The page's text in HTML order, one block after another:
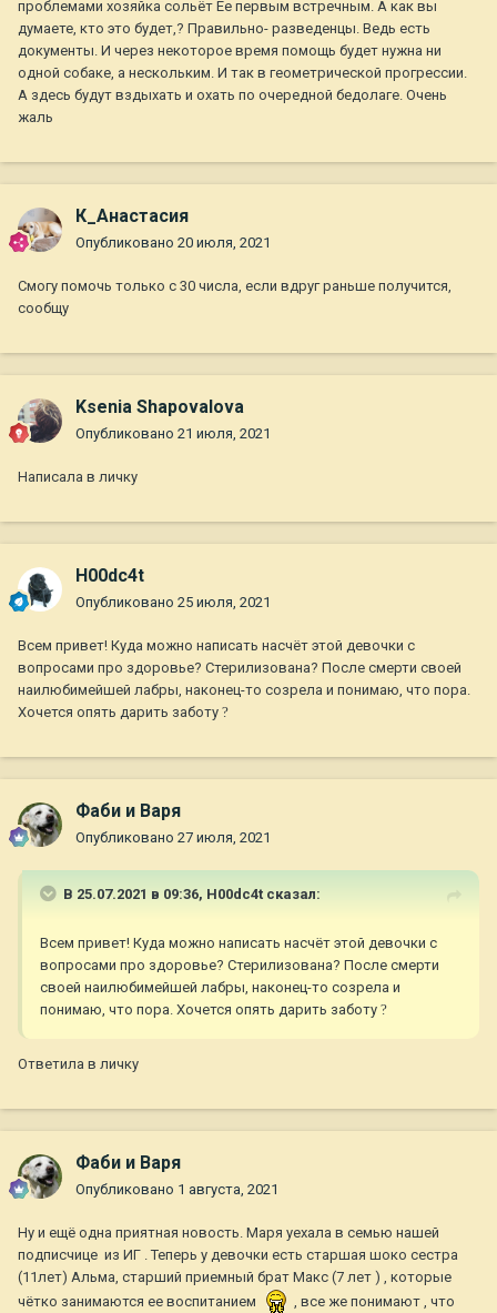
проблемами хозяйка сольёт Ее первым встречным. А как вы
думаете, кто это будет,? Правильно- разведенцы. Ведь есть
документы. И через некоторое время помощь будет нужна ни
одной собаке, а нескольким. И так в геометрической прогрессии.
А здесь будут вздыхать и охать по очередной бедолаге. Очень
жаль
К_Анастасия
Опубликовано 20 июля, 2021
Смогу помочь только с 30 числа, если вдруг раньше получится,
сообщу
Ksenia Shapovalova
Опубликовано 21 июля, 2021
Написала в личку
H00dc4t
Опубликовано 25 июля, 2021
Всем привет! Куда можно написать насчёт этой девочки с
вопросами про здоровье? Стерилизована? После смерти своей
наилюбимейшей лабры, наконец-то созрела и понимаю, что пора.
Хочется опять дарить заботу ?
Фаби и Варя
Опубликовано 27 июля, 2021
В 25.07.2021 в 09:36, H00dc4t сказал:
Всем привет! Куда можно написать насчёт этой девочки с
вопросами про здоровье? Стерилизована? После смерти
своей наилюбимейшей лабры, наконец-то созрела и
понимаю, что пора. Хочется опять дарить заботу ?
Ответила в личку
Фаби и Варя
Опубликовано 1 августа, 2021
Ну и ещё одна приятная новость. Маря уехала в семью нашей
подписчице из ИГ . Теперь у девочки есть старшая шоко сестра
(11лет) Альма, старший приемный брат Макс (7 лет ) , которые
чётко занимаются ее воспитанием
, все же понимают , что